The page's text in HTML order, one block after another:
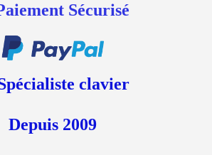
Sécurisé
clavier
Depuis 2009